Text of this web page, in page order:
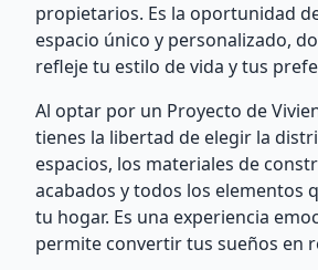
propietarios. Es la oportunidad
espacio único y personalizado,
refleje tu estilo de vida y tus
Al optar por un Proyecto de
tienes la libertad de elegir la
espacios, los materiales de
acabados y todos los elementos
tu hogar. Es una experiencia
permite convertir tus sueños en